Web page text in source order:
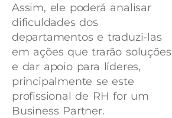
Assim, ele poderá analisar
dificuldades dos
departamentos e traduzi-las
em ações que trarão soluções
e dar apoio para líderes,
principalmente se este
profissional de RH for um
Business Partner.